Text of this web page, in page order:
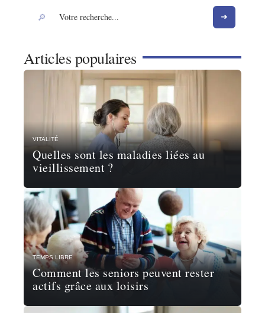
Articles populaires
VITALITÉ
Quelles sont les maladies liées au
vieillissement ?
TEMPS LIBRE
Comment les seniors peuvent rester
actifs grâce aux loisirs